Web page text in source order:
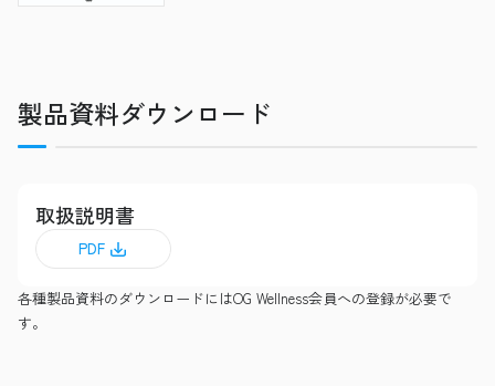
製品資料ダウンロード
取扱説明書
PDF
各種製品資料のダウンロードにはOG Wellness会員への登録が必要で
す。